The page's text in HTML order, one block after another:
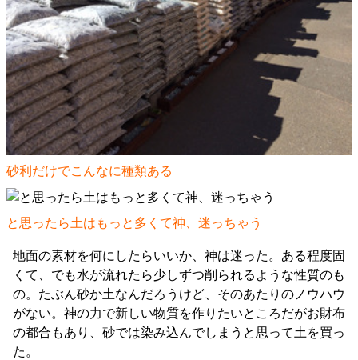
砂利だけでこんなに種類ある
と思ったら土はもっと多くて神、迷っちゃう
地面の素材を何にしたらいいか、神は迷った。ある程度固
くて、でも水が流れたら少しずつ削られるような性質のも
の。たぶん砂か土なんだろうけど、そのあたりのノウハウ
がない。神の力で新しい物質を作りたいところだがお財布
の都合もあり、砂では染み込んでしまうと思って土を買っ
た。